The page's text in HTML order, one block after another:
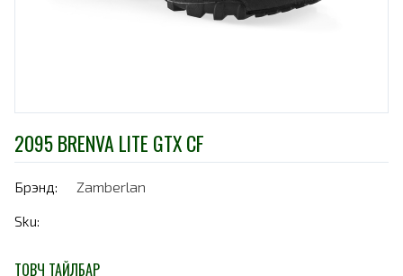
2095 BRENVA LITE GTX CF
Брэнд:
Zamberlan
Sku:
ТОВЧ ТАЙЛБАР